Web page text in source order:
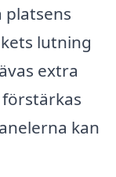
platsens
lutning
extra
kan